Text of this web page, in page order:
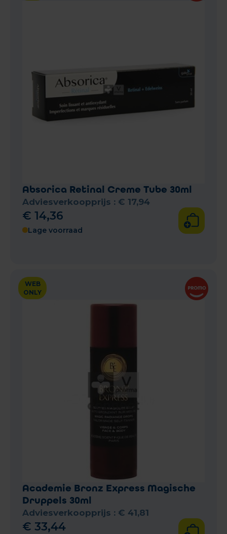
Absorica Retinal Creme Tube 30ml
Adviesverkoopprijs : € 17,94
€ 14,36
Lage voorraad
WEB
ONLY
Academie Bronz Express Magische
Druppels 30ml
Adviesverkoopprijs : € 41,81
€ 33,44